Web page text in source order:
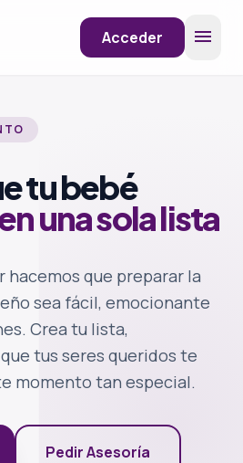
Acceder menu
tu bebé
una sola lista
hacemos que preparar la
sea fácil, emocionante
Crea tu lista,
tus seres queridos te
momento tan especial.
Pedir Asesoría